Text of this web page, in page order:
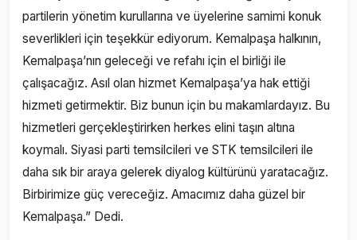
partilerin yönetim kurullarına ve üyelerine samimi konuk
severlikleri için teşekkür ediyorum. Kemalpaşa halkının,
Kemalpaşa’nın geleceği ve refahı için el birliği ile
çalışacağız. Asıl olan hizmet Kemalpaşa’ya hak ettiği
hizmeti getirmektir. Biz bunun için bu makamlardayız. Bu
hizmetleri gerçekleştirirken herkes elini taşın altına
koymalı. Siyasi parti temsilcileri ve STK temsilcileri ile
daha sık bir araya gelerek diyalog kültürünü yaratacağız.
Birbirimize güç vereceğiz. Amacımız daha güzel bir
Kemalpaşa.” Dedi.